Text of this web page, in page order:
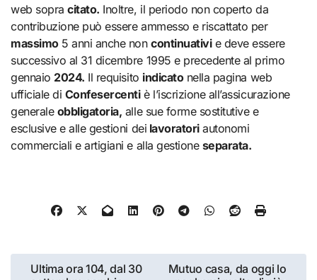
web sopracitato. Inoltre, il periodo non coperto da
contribuzione può essere ammesso e riscattato per
massimo5 anni anche noncontinuativie deve essere
successivo al 31 dicembre 1995 e precedente al primo
gennaio 2024. Il requisito indicatonella pagina web
ufficiale di Confesercentiè l’iscrizione all’assicurazione
generale obbligatoria, alle sue forme sostitutive e
esclusive e alle gestioni dei lavoratoriautonomi
commerciali e artigiani e alla gestione separata.
Navigazione
Ultima ora 104, dal 30
Mutuo casa, da oggi lo